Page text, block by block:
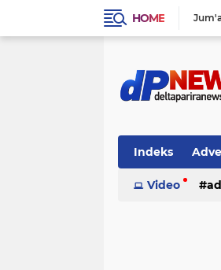
HOME
Indeks
Video